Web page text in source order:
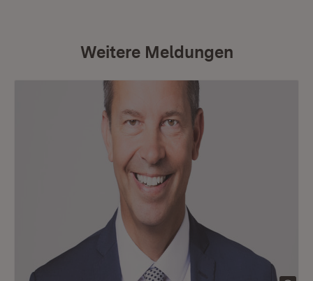
Weitere Meldungen